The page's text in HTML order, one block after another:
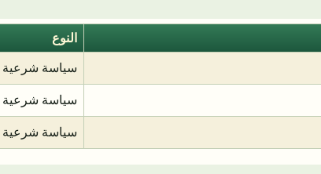
النوع
سياسة شرعية
سياسة شرعية
سياسة شرعية